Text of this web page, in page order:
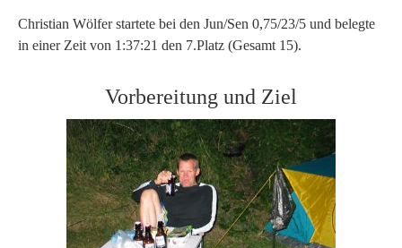
Christian Wölfer startete bei den Jun/Sen 0,75/23/5 und belegte
in einer Zeit von 1:37:21 den 7.Platz (Gesamt 15).
Vorbereitung und Ziel